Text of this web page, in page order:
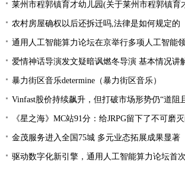
莱州市程郭镇育才幼儿园(关于莱州市程郭镇育
农村房屋确权以后还拆迁吗,法律是如何规定的
通用人工智能算力论坛在京举行多项人工智能
爱情神话导演发文疑暗讽燃冬导演 基本情况讲
暴力街区音乐determine（暴力街区音乐）
Vinfast股价持续飙升，但打破市场形势仍“道阻
《星之海》MC站91分：给JRPG留下了不可磨
金茂服务进入全国75城 多元业态拓展成果显著
驱动数字化新引擎，通用人工智能算力论坛首